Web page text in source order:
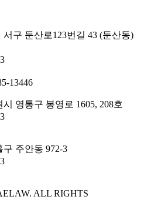
구 둔산로123번길 43 (둔산동)
13446
영통구 봉영로 1605, 208호
주안동 972-3
ALL RIGHTS